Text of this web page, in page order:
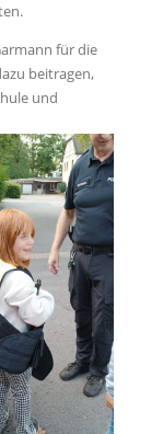
für die
beitragen,
und